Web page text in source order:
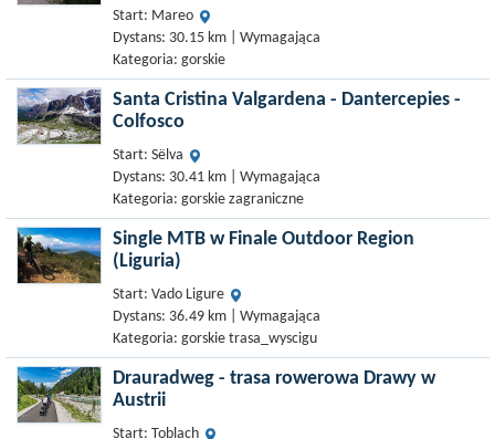
Start: Mareo
Dystans: 30.15 km | Wymagająca
Kategoria: gorskie
Santa Cristina Valgardena - Dantercepies -
Colfosco
Start: Sëlva
Dystans: 30.41 km | Wymagająca
Kategoria: gorskie zagraniczne
Single MTB w Finale Outdoor Region
(Liguria)
Start: Vado Ligure
Dystans: 36.49 km | Wymagająca
Kategoria: gorskie trasa_wyscigu
Drauradweg - trasa rowerowa Drawy w
Austrii
Start: Toblach